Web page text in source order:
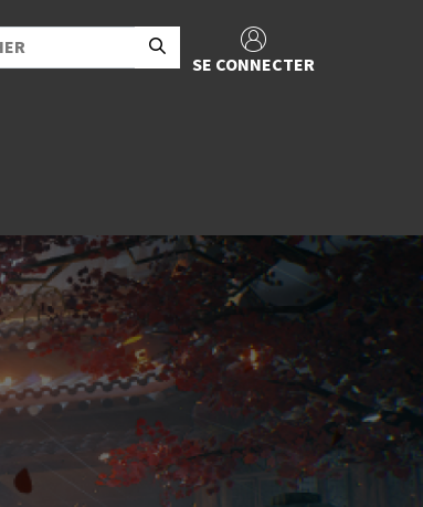
SE CONNECTER